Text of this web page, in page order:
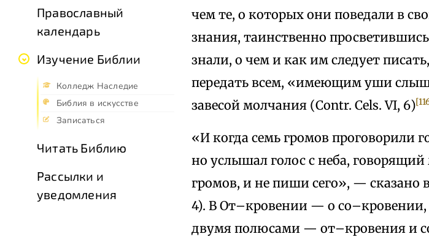
Православный
календарь
Изучение Библии
Колледж Наследие
Библия в искусстве
Записаться
Читать Библию
Рассылки и
уведомления
чем те, о которых они поведали в
знания, таинственно
знали, о чем и как им следует
передать всем, «имеющим уши
завесой молчания (Contr. Cels. VI, 6)
«И когда семь громов проговорили
но услышал голос с неба,
громов, и не пиши сего», — сказано
4). В От–кровении — о
двумя полюсами — от–кровения и